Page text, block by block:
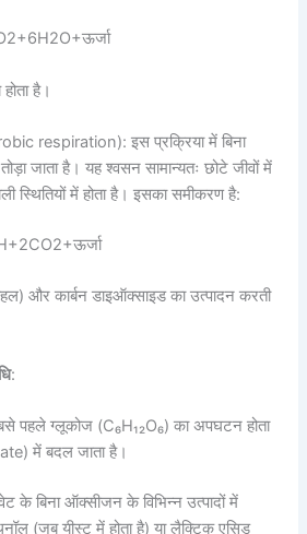
है।
respiration): इस प्रक्रिया में बिना
जाता है। यह श्वसन सामान्यतः छोटे जीवों में
स्थितियों में होता है। इसका समीकरण है:
और कार्बन डाइऑक्साइड का उत्पादन करती
:
पहले ग्लूकोज (C₆H₁₂O₆) का अपघटन होता
में बदल जाता है।
के बिना ऑक्सीजन के विभिन्न उत्पादों में
(जब यीस्ट में होता है) या लैक्टिक एसिड